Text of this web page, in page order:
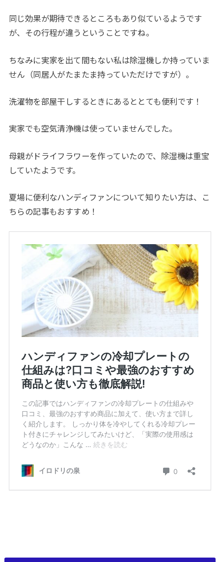
同じ効果が期待できるところもあり似ているようです
が、その行程が違うということですね。
ちなみに実家を出て間もない私は除湿機しか持っていま
せん（同居人がたまたま持っていただけですが）。
洗濯物を部屋干しするときにあるととても便利です！
実家でも空気清浄機は使っていませんでした。
母親がドライフラワーを作っていたので、除湿機は重宝
していたようです。
夏場に便利なハンディファンについて知りたい方は、こ
ちらの記事もおすすめ！